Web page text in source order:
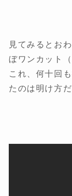
見てみるとお
ぼワンカット
これ、何十回
たのは明け方